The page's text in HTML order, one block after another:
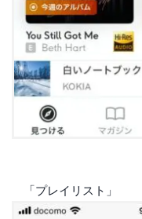
「プレイリスト」